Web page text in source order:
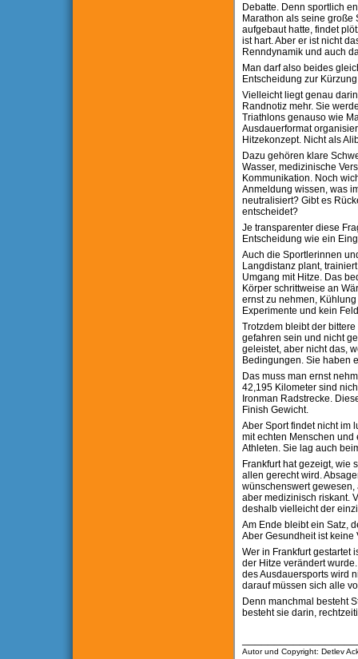
Debatte. Denn sportlich
Marathon als seine große
aufgebaut hatte, findet
ist hart. Aber er ist nicht
Renndynamik und auch
Man darf also beides
Entscheidung zur
Vielleicht liegt genau
Randnotiz mehr. Sie
Triathlons genauso wie
Ausdauerformat
Hitzekonzept. Nicht als
Dazu gehören klare
Wasser, medizinische
Kommunikation. Noch
Anmeldung wissen, was
neutralisiert? Gibt es
entscheidet?
Je transparenter diese
Entscheidung wie ein
Auch die Sportlerinnen
Langdistanz plant,
Umgang mit Hitze. Das
Körper schrittweise an
ernst zu nehmen,
Experimente und kein
Trotzdem bleibt der
gefahren sein und nicht
geleistet, aber nicht das,
Bedingungen. Sie haben
Das muss man ernst
42,195 Kilometer sind
Ironman Radstrecke.
Finish Gewicht.
Aber Sport findet nicht im
mit echten Menschen und
Athleten. Sie lag auch
Frankfurt hat gezeigt, wie
allen gerecht wird.
wünschenswert
aber medizinisch riskant.
deshalb vielleicht der
Am Ende bleibt ein Satz,
Aber Gesundheit ist keine
Wer in Frankfurt gestartet
der Hitze verändert
des Ausdauersports wird
darauf müssen sich alle
Denn manchmal besteht
besteht sie darin,
Autor und Copyright: Detlev